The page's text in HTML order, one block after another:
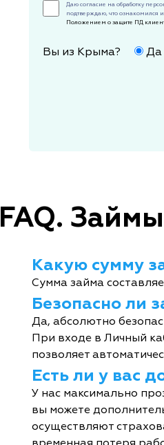
Даю согласие на обработку
подтверждаю, что ознакомился
Положением о защите ПД
Вы из Крыма? Да
FAQ.
Какую сумму
Сумма займа
Безопасно ли
Да, абсолютно
При входе в Личный
позволяет
Есть ли у вас
У нас максимально
вы можете
осуществляют